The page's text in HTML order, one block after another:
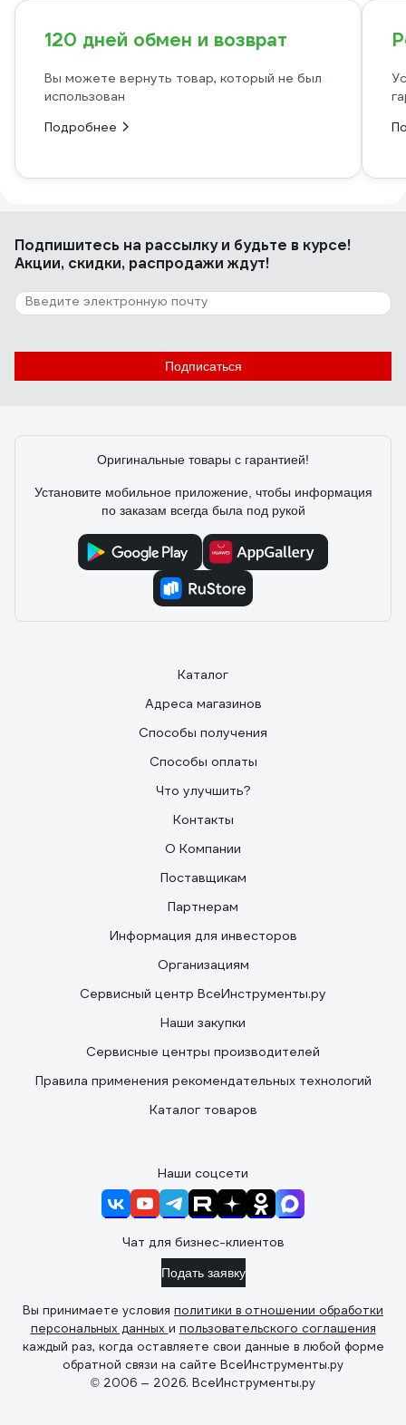
120 дней обмен и возврат
Вы можете вернуть товар, который не был
использован
Подробнее
Подпишитесь на рассылкуи будьте в курсе!
Акции, скидки, распродажи ждут!
Подписаться
Оригинальные товары с гарантией!
Установите мобильное приложение, чтобы информация
по заказам всегда была под рукой
Каталог
Адреса магазинов
Способы получения
Способы оплаты
Что улучшить?
Контакты
О Компании
Поставщикам
Партнерам
Информация для инвесторов
Организациям
Сервисный центр ВсеИнструменты.ру
Наши закупки
Сервисные центры производителей
Правила применения рекомендательных технологий
Каталог товаров
Наши соцсети
Чат для бизнес-клиентов
Подать заявку
Вы принимаете условия политики в отношении обработки
персональных данных и пользовательского соглашения
каждый раз, когда оставляете свои данные в любой форме
обратной связи на сайте ВсеИнструменты.ру
© 2006 — 2026. ВсеИнструменты.ру